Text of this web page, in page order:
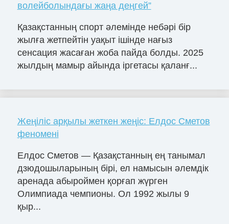
волейболындағы жаңа деңгей”
Қазақстанның спорт әлемінде небәрі бір
жылға жетпейтін уақыт ішінде нағыз
сенсация жасаған жоба пайда болды. 2025
жылдың мамыр айында іргетасы қаланғ...
Жеңіліс арқылы жеткен жеңіс: Елдос Сметов
феномені
Елдос Сметов — Қазақстанның ең танымал
дзюдошыларының бірі, ел намысын әлемдік
аренада абыроймен қорғап жүрген
Олимпиада чемпионы. Ол 1992 жылы 9
қыр...